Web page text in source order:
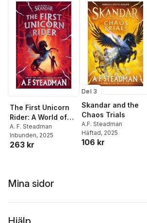
The First Unicorn
Rider: A World of
Skandar Story
A. F. Steadman
Inbunden, 2025
263 kr
Del 3
Skandar and the
Chaos Trials
A.F. Steadman
Häftad, 2025
106 kr
Mina sidor